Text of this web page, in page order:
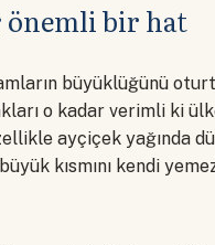
önemli bir hat
büyüklüğünü
o kadar verimli ki
ayçiçek yağında
kısmını kendi